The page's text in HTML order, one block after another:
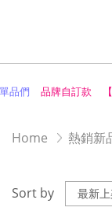
品們 品牌自訂款
Home 熱銷新
Sort by